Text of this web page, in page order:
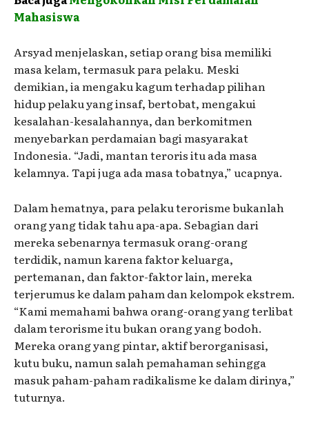
Mahasiswa
Arsyad menjelaskan, setiap orang bisa memiliki
masa kelam, termasuk para pelaku. Meski
demikian, ia mengaku kagum terhadap pilihan
hidup pelaku yang insaf, bertobat, mengakui
kesalahan-kesalahannya, dan berkomitmen
menyebarkan perdamaian bagi masyarakat
Indonesia. “Jadi, mantan teroris itu ada masa
kelamnya. Tapi juga ada masa tobatnya,” ucapnya.
Dalam hematnya, para pelaku terorisme bukanlah
orang yang tidak tahu apa-apa. Sebagian dari
mereka sebenarnya termasuk orang-orang
terdidik, namun karena faktor keluarga,
pertemanan, dan faktor-faktor lain, mereka
terjerumus ke dalam paham dan kelompok ekstrem.
“Kami memahami bahwa orang-orang yang terlibat
dalam terorisme itu bukan orang yang bodoh.
Mereka orang yang pintar, aktif berorganisasi,
kutu buku, namun salah pemahaman sehingga
masuk paham-paham radikalisme ke dalam dirinya,”
tuturnya.